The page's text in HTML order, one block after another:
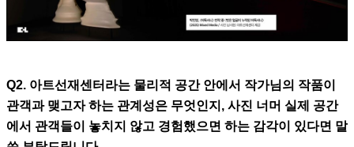
Q2. 아트선재센터라는 물리적 공간 안에서 작가님의 작품이
관객과 맺고자 하는 관계성은 무엇인지, 사진 너머 실제 공간
에서 관객들이 놓치지 않고 경험했으면 하는 감각이 있다면 말